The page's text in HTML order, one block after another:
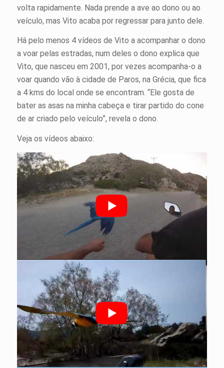
volta rapidamente. Nada prende a ave ao dono ou ao
veículo, mas Vito acaba por regressar para junto dele.
Há pelo menos 4 vídeos de Vito a acompanhar o dono
a voar pelas estradas, num deles o dono explica que
Vito, que nasceu em 2001, por vezes acompanha-o a
voar quando vão à cidade de Paros, na Grécia, que fica
a 4 kms do local onde se encontram. “Ele gosta de
bater as asas na minha cabeça e tirar partido do cone
de ar criado pelo veículo”, revela o dono.
Veja os vídeos abaixo: